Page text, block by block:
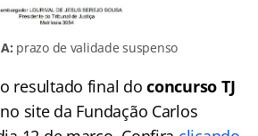
prazo de validade suspenso
resultado final do concurso TJ
site da Fundação Carlos